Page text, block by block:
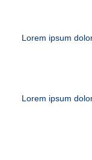
Lorem ipsum
Lorem ipsum